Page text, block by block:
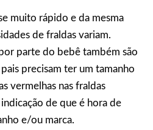
muito rápido e da mesma
de fraldas variam.
parte do bebê também são
precisam ter um tamanho
vermelhas nas fraldas
de que é hora de
e/ou marca.